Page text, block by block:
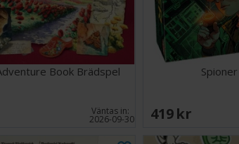
Book Brädspel
Väntas in:
2026-09-30 419 SEK